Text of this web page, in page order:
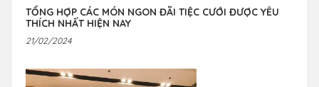
TỔNG HỢP CÁC MÓN NGON ĐÃI TIỆC CƯỚI ĐƯỢC YÊU
THÍCH NHẤT HIỆN NAY
21/02/2024